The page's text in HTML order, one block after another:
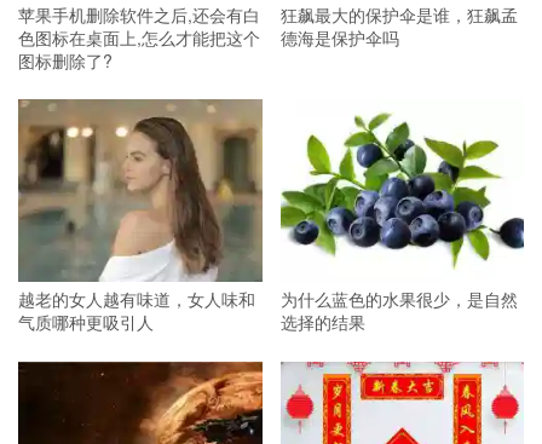
苹果手机删除软件之后,还会有白
色图标在桌面上,怎么才能把这个
图标删除了?
狂飙最大的保护伞是谁，狂飙孟
德海是保护伞吗
越老的女人越有味道，女人味和
气质哪种更吸引人
为什么蓝色的水果很少，是自然
选择的结果